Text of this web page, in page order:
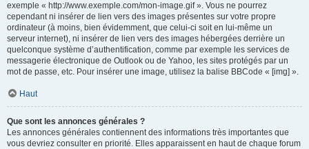
exemple « http://www.exemple.com/mon-image.gif ». Vous ne pourrez
cependant ni insérer de lien vers des images présentes sur votre propre
ordinateur (à moins, bien évidemment, que celui-ci soit en lui-même un
serveur internet), ni insérer de lien vers des images hébergées derrière un
quelconque système d’authentification, comme par exemple les services de
messagerie électronique de Outlook ou de Yahoo, les sites protégés par un
mot de passe, etc. Pour insérer une image, utilisez la balise BBCode « [img] ».
Haut
Que sont les annonces générales ?
Les annonces générales contiennent des informations très importantes que
vous devriez consulter en priorité. Elles apparaissent en haut de chaque forum